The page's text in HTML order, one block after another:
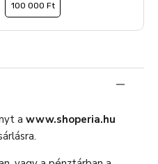
100 000 Ft
a www.shoperia.hu